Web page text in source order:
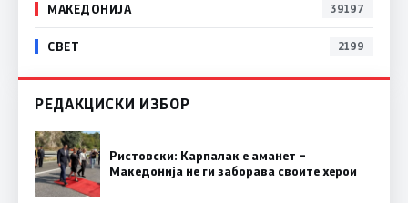
МАКЕДОНИЈА 39197
СВЕТ 2199
РЕДАКЦИСКИ ИЗБОР
Ристовски: Карпалак е аманет –
Македонија не ги заборава своите херои